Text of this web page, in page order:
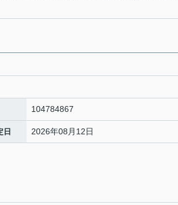
104784867
日 2026年08月12日